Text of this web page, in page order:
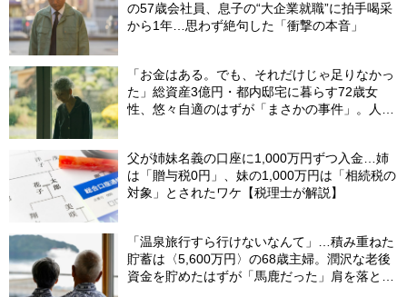
の57歳会社員、息子の“大企業就職”に拍手喝采
から1年…思わず絶句した「衝撃の本音」
「お金はある。でも、それだけじゃ足りなかっ
た」総資産3億円・都内邸宅に暮らす72歳女
性、悠々自適のはずが「まさかの事件」。人目
父が姉妹名義の口座に1,000万円ずつ入金…姉
は「贈与税0円」、妹の1,000万円は「相続税の
対象」とされたワケ【税理士が解説】
「温泉旅行すら行けないなんて」…積み重ねた
貯蓄は〈5,600万円〉の68歳主婦。潤沢な老後
資金を貯めたはずが「馬鹿だった」肩を落とす